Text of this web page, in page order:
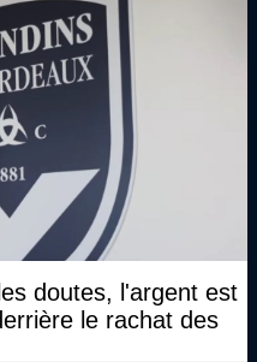
doutes, l'argent est
le rachat des